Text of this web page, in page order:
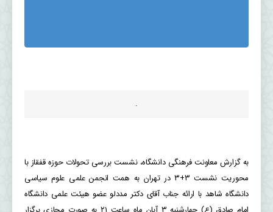
.
به گزارش معاونت فرهنگی دانشگاه، نشست بررسی تحولات حوزه قفقاز با
محوریت نشست ۳+۳ در تهران به همت انجمن علمی علوم سیاسی
دانشگاه شاهد با ارائه جناب آقای دکتر مددلو عضو هیئت علمی دانشگاه